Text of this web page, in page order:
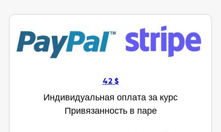
42 $
Индивидуальная оплата за курс
Привязанность в паре